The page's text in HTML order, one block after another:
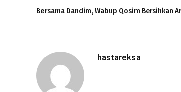
Bersama Dandim, Wabup Qosim Bersihkan
hastareksa